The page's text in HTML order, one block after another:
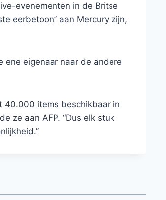
evenementen in de Britse
eerbetoon” aan Mercury zijn,
ene eigenaar naar de andere
40.000 items beschikbaar in
ze aan AFP. “Dus elk stuk